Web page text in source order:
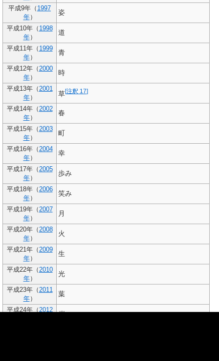
平成9年（ 1997
年）
姿
平成10年（ 1998
年）
道
平成11年（ 1999
年）
青
平成12年（2000
年）
時
平成13年（2001
年）
草[注釈 17]
平成14年（2002
年）
春
平成15年（2003
年）
町
平成16年（2004
年）
幸
平成17年（2005
年）
歩み
平成18年（2006
年）
笑み
平成19年（2007
年）
月
平成20年（2008
年）
火
平成21年（2009
年）
生
平成22年（2010
年）
光
平成23年（2011
年）
葉
平成24年（2012
岸